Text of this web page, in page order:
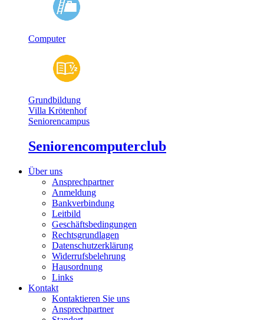
Computer
Grundbildung
Villa Krötenhof
Seniorencampus
Seniorencomputerclub
Über uns
Ansprechpartner
Anmeldung
Bankverbindung
Leitbild
Geschäftsbedingungen
Rechtsgrundlagen
Datenschutzerklärung
Widerrufsbelehrung
Hausordnung
Links
Kontakt
Kontaktieren Sie uns
Ansprechpartner